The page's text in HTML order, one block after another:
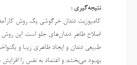
نتیجه‌گیری :
کامپوزیت دندان خرگوشی یک روش
اصلاح ظاهر دندان‌های جلو است. این روش
طبیعی دندان و ایجاد ظاهری زیبا و
بهبود می‌بخشد و اعتماد به نفس را